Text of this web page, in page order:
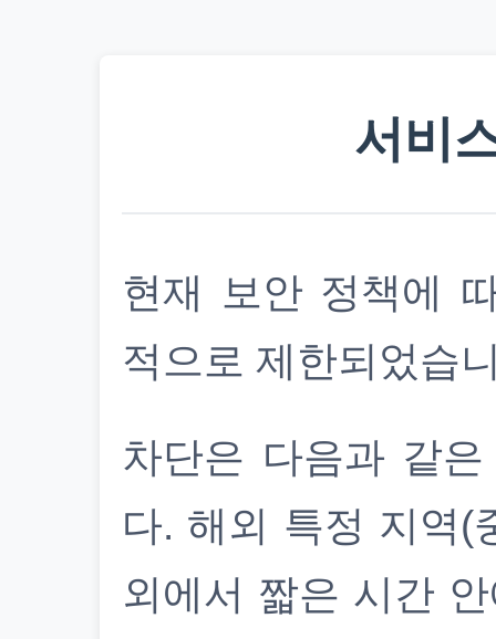
서비
현재 보안 정책에
적으로 제한되었습
차단은 다음과 같
다. 해외 특정 지역(
외에서 짧은 시간